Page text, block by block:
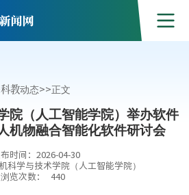
科教动态>>正文
院（人工智能学院）举办软件
机物融合智能化软件研讨会
时间：2026-04-30
科学与技术学院（人工智能学院）
浏览次数：
440